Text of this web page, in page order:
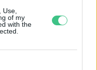
of my
with the
tapasztalt
viselkedési